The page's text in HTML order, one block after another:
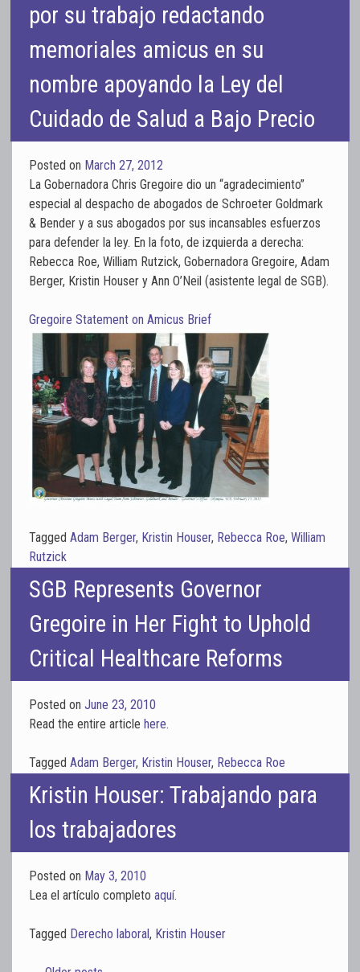
por su trabajo redactando
memoriales amicus en su
nombre apoyando la Ley del
Cuidado de Salud a Bajo Precio
Posted on March 27, 2012
La Gobernadora Chris Gregoire dio un “agradecimiento”
especial al despacho de abogados de Schroeter Goldmark
& Bender y a sus abogados por sus incansables esfuerzos
para defender la ley. En la foto, de izquierda a derecha:
Rebecca Roe, William Rutzick, Gobernadora Gregoire, Adam
Berger, Kristin Houser y Ann O’Neil (asistente legal de SGB).
Gregoire Statement on Amicus Brief
Tagged Adam Berger, Kristin Houser, Rebecca Roe, William
Rutzick
SGB Represents Governor
Gregoire in Her Fight to Uphold
Critical Healthcare Reforms
Posted on June 23, 2010
Read the entire article here.
Tagged Adam Berger, Kristin Houser, Rebecca Roe
Kristin Houser: Trabajando para
los trabajadores
Posted on May 3, 2010
Lea el artículo completo aquí.
Tagged Derecho laboral, Kristin Houser